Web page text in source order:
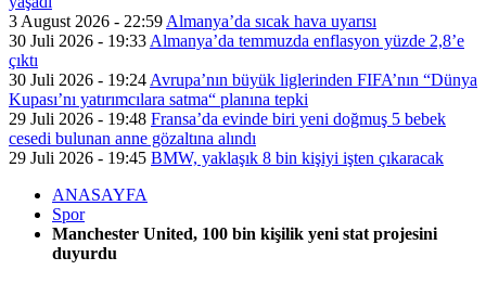
3 August 2026 - 22:59 Almanya’da sıcak hava uyarısı
30 Juli 2026 - 19:33 Almanya’da temmuzda enflasyon yüzde 2,8’e
çıktı
30 Juli 2026 - 19:24 Avrupa’nın büyük liglerinden FIFA’nın “Dünya
Kupası’nı yatırımcılara satma“ planına tepki
29 Juli 2026 - 19:48 Fransa’da evinde biri yeni doğmuş 5 bebek
cesedi bulunan anne gözaltına alındı
29 Juli 2026 - 19:45 BMW, yaklaşık 8 bin kişiyi işten çıkaracak
ANASAYFA
Spor
Manchester United, 100 bin kişilik yeni stat projesini
duyurdu